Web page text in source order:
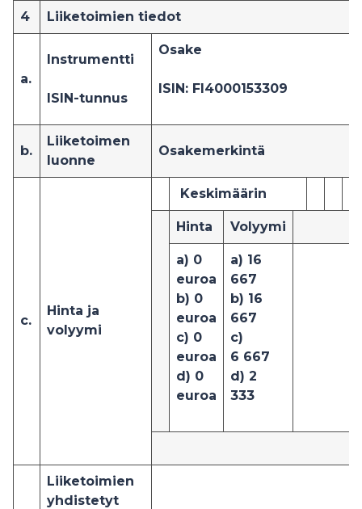
4 Liiketoimien tiedot
a.
Instrumentti
ISIN-tunnus
Osake
ISIN: FI4000153309
b.
Liiketoimen
luonne
Osakemerkintä
c.
Hinta ja
volyymi
Keskimäärin
Hinta Volyymi
a) 0
euroa
b) 0
euroa
c) 0
euroa
d) 0
euroa
a) 16
667
b) 16
667
c)
6 667
d) 2
333
Liiketoimien
yhdistetyt